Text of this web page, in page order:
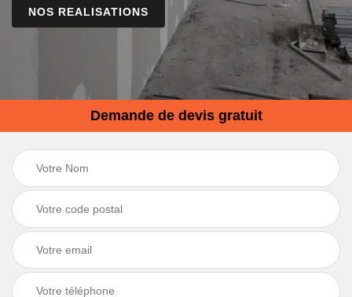
NOS REALISATIONS
Demande de devis gratuit